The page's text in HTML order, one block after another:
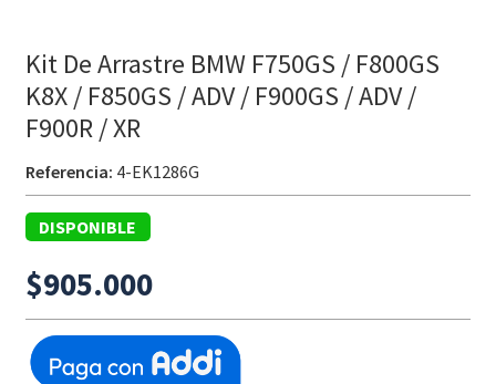
Kit De Arrastre BMW F750GS / F800GS
K8X / F850GS / ADV / F900GS / ADV /
F900R / XR
Referencia: 4-EK1286G
DISPONIBLE
$905.000